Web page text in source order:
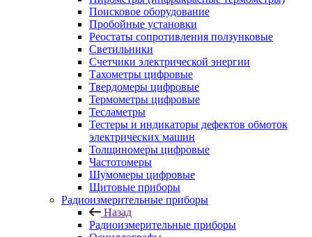
Поисковое оборудование
Пробойные установки
Реостаты сопротивления ползунковые
Светильники
Счетчики электрической энергии
Тахометры цифровые
Твердомеры цифровые
Термометры цифровые
Тесламетры
Тестеры и индикаторы дефектов обмоток
электрических машин
Толщиномеры цифровые
Частотомеры
Шумомеры цифровые
Щитовые приборы
Радиоизмерительные приборы
Назад
Радиоизмерительные приборы